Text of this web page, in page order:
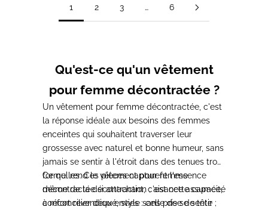
1 2 3 … 6
Qu'est-ce qu'un vêtement
pour femme décontractée ?
Un vêtement pour femme décontractée, c'est
la réponse idéale aux besoins des femmes
enceintes qui souhaitent traverser leur
grossesse avec naturel et bonne humeur, sans
jamais se sentir à l'étroit dans des tenues trop
formelles. Ces pièces capturent l'essence
même de la décontraction ; aisance assumée,
confort revendiqué, style sans prise de tête ;
Ce qui rend le vêtement pour femme
décontractée si attachant, c'est cette capacité
à réconcilier deux envies : celle de se sentir